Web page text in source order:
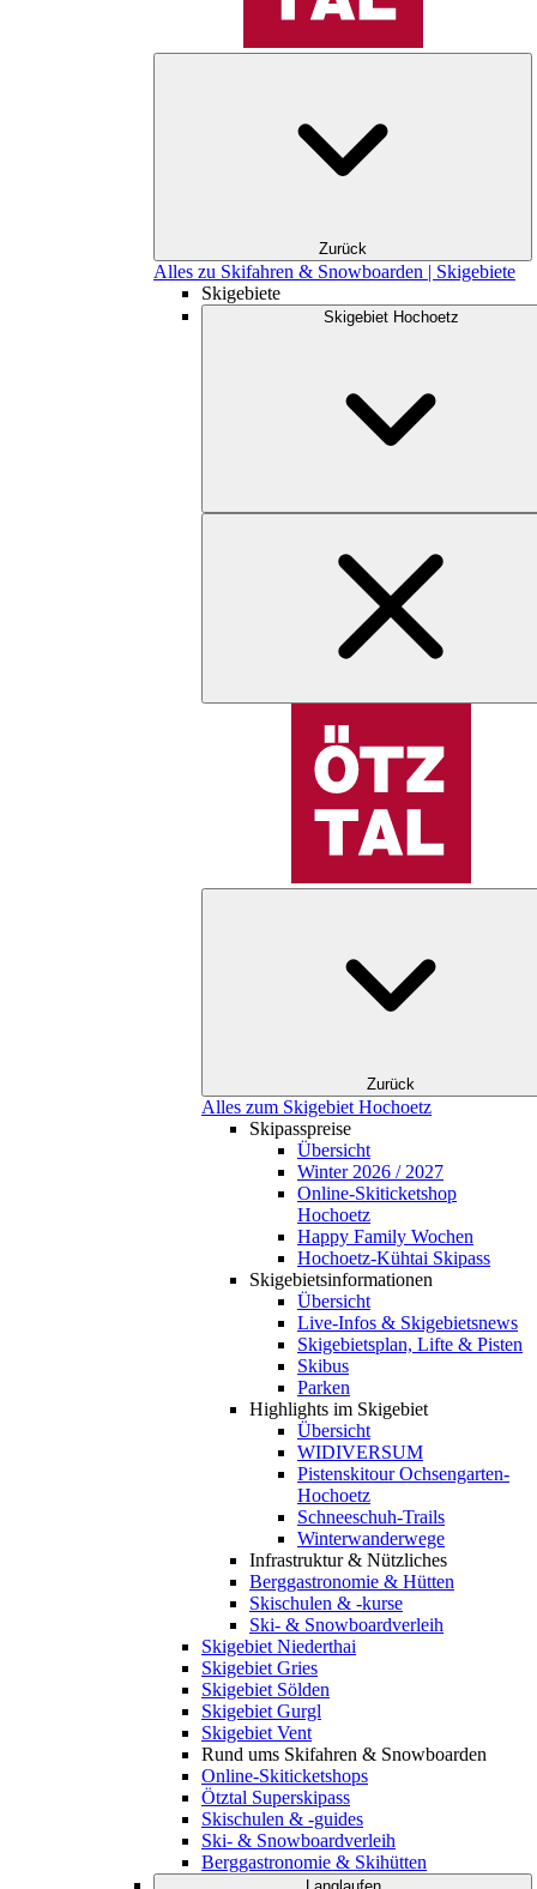
Zurück
Alles zu Skifahren & Snowboarden | Skigebiete
Skigebiete
Skigebiet Hochoetz
Zurück
Alles zum Skigebiet Hochoetz
Skipasspreise
Übersicht
Winter 2026 / 2027
Online-Skiticketshop
Hochoetz
Happy Family Wochen
Hochoetz-Kühtai Skipass
Skigebietsinformationen
Übersicht
Live-Infos & Skigebietsnews
Skigebietsplan, Lifte & Pisten
Skibus
Parken
Highlights im Skigebiet
Übersicht
WIDIVERSUM
Pistenskitour Ochsengarten-
Hochoetz
Schneeschuh-Trails
Winterwanderwege
Infrastruktur & Nützliches
Berggastronomie & Hütten
Skischulen & -kurse
Ski- & Snowboardverleih
Skigebiet Niederthai
Skigebiet Gries
Skigebiet Sölden
Skigebiet Gurgl
Skigebiet Vent
Rund ums Skifahren & Snowboarden
Online-Skiticketshops
Ötztal Superskipass
Skischulen & -guides
Ski- & Snowboardverleih
Berggastronomie & Skihütten